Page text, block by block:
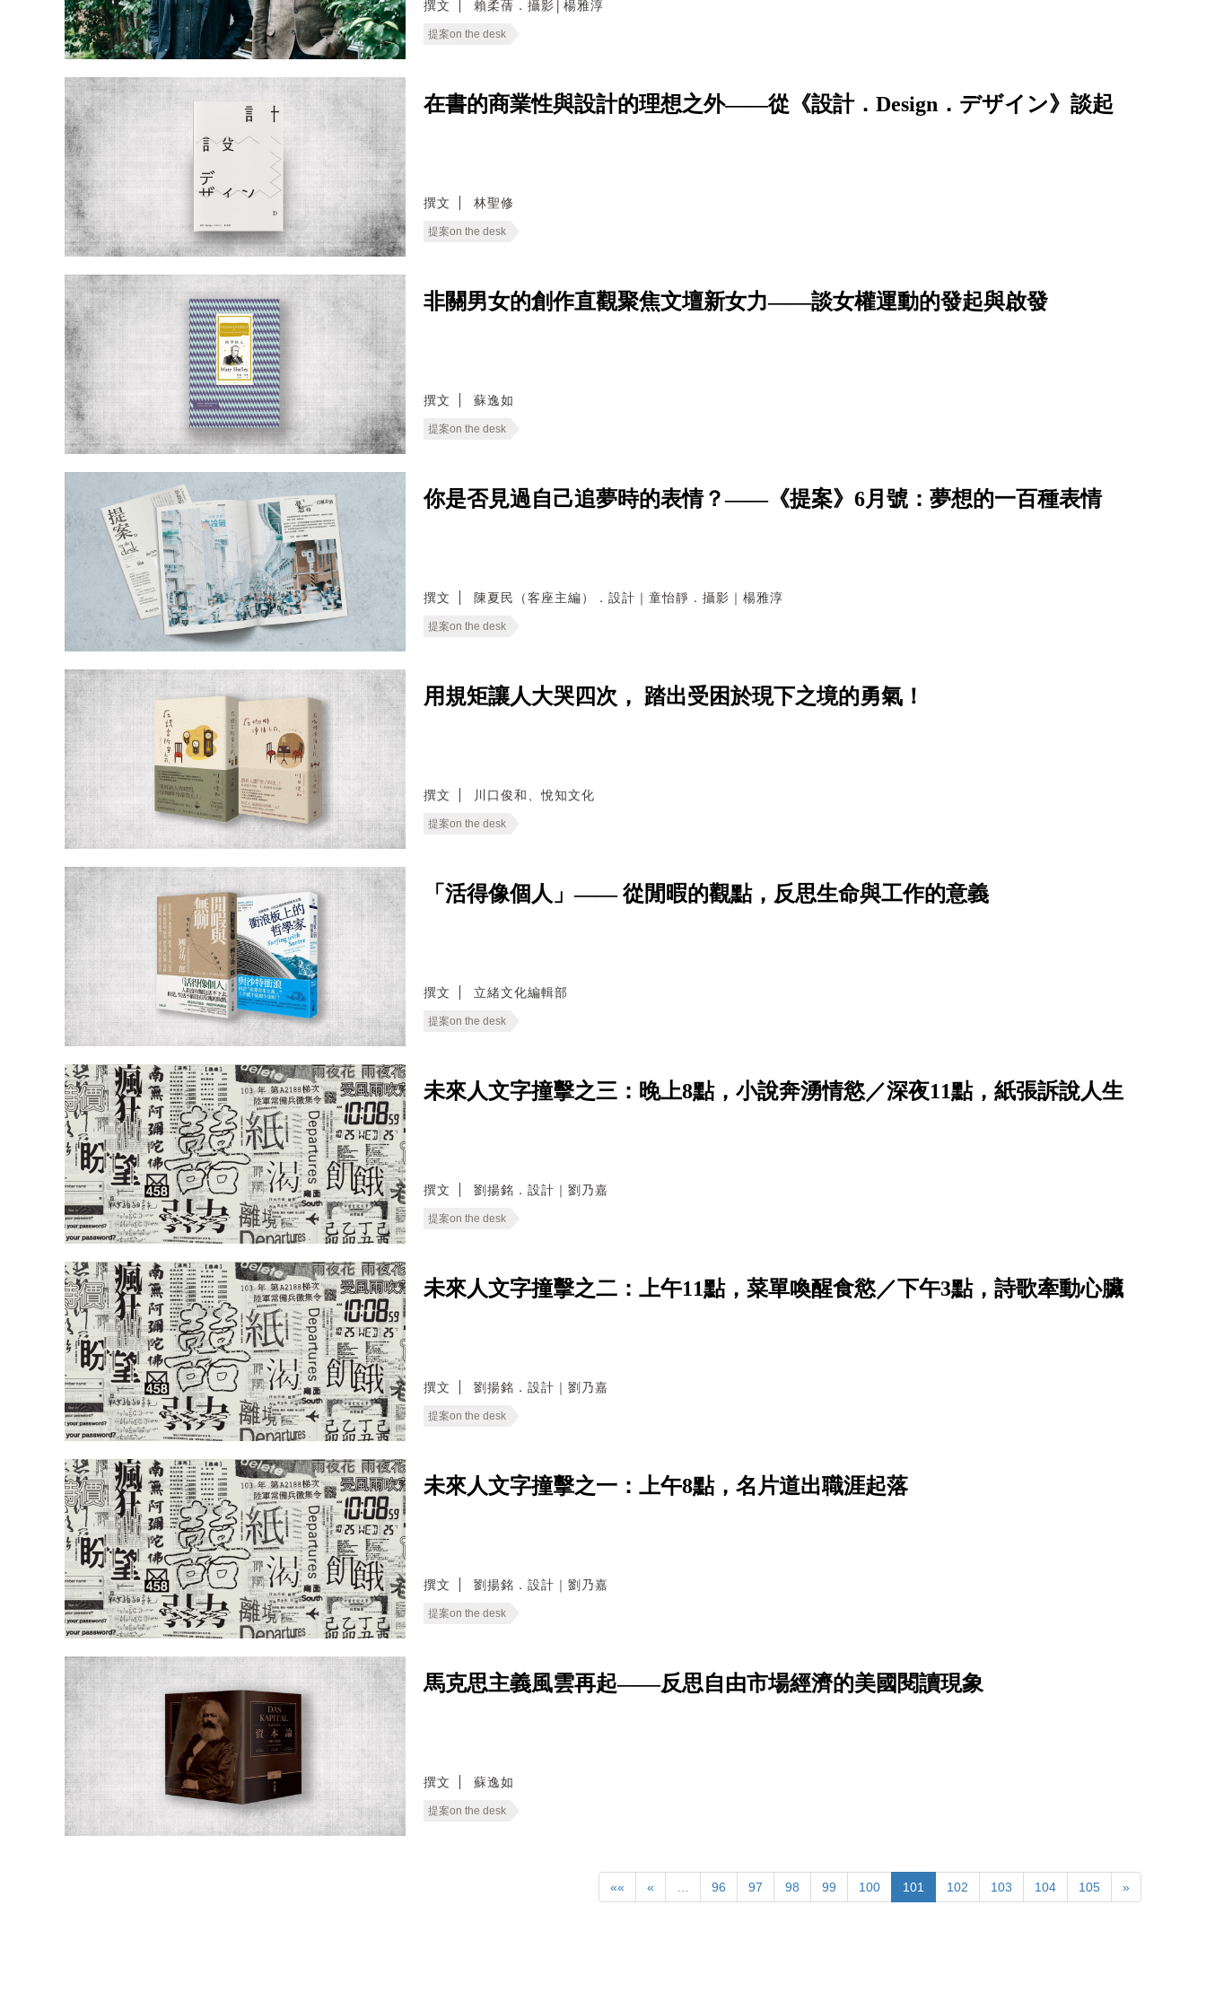
撰文 賴柔蒨．攝影│楊雅淳
提案on the desk
在書的商業性與設計的理想之外——從《設計．Design．デザイン》談起
撰文 林聖修
提案on the desk
非關男女的創作直觀聚焦文壇新女力——談女權運動的發起與啟發
撰文 蘇逸如
提案on the desk
你是否見過自己追夢時的表情？——《提案》6月號：夢想的一百種表情
撰文 陳夏民（客座主編）．設計｜童怡靜．攝影｜楊雅淳
提案on the desk
用規矩讓人大哭四次， 踏出受困於現下之境的勇氣！
撰文 川口俊和、悅知文化
提案on the desk
「活得像個人」—— 從閒暇的觀點，反思生命與工作的意義
撰文 立緒文化編輯部
提案on the desk
未來人文字撞擊之三：晚上8點，小說奔湧情慾／深夜11點，紙張訴說人生
撰文 劉揚銘．設計｜劉乃嘉
提案on the desk
未來人文字撞擊之二：上午11點，菜單喚醒食慾／下午3點，詩歌牽動心臟
撰文 劉揚銘．設計｜劉乃嘉
提案on the desk
未來人文字撞擊之一：上午8點，名片道出職涯起落
撰文 劉揚銘．設計｜劉乃嘉
提案on the desk
馬克思主義風雲再起——反思自由市場經濟的美國閱讀現象
撰文 蘇逸如
提案on the desk
«« « … 96 97 98 99 100 101 102 103 104 105 »